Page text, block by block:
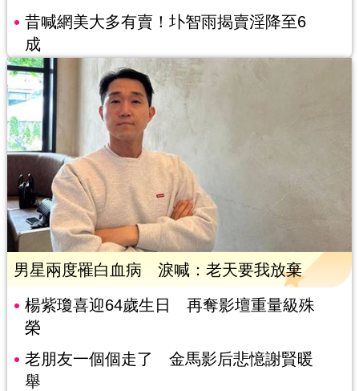
昔喊網美大多有賣！圤智雨揭賣淫降至6
成
男星兩度罹白血病 淚喊：老天要我放棄
楊紫瓊喜迎64歲生日 再奪影壇重量級殊
榮
老朋友一個個走了 金馬影后悲憶謝賢暖
舉